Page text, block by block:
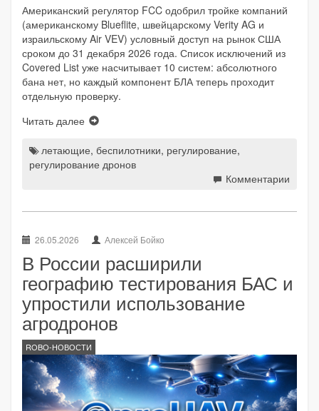
Американский регулятор FCC одобрил тройке компаний
(американскому Blueflite, швейцарскому Verity AG и
израильскому Air VEV) условный доступ на рынок США
сроком до 31 декабря 2026 года. Список исключений из
Covered List уже насчитывает 10 систем: абсолютного
бана нет, но каждый компонент БЛА теперь проходит
отдельную проверку.
Читать далее
летающие, беспилотники, регулирование,
регулирование дронов
Комментарии
26.05.2026 Алексей Бойко
В России расширили
географию тестирования БАС и
упростили использование
агродронов
ROBO-НОВОСТИ